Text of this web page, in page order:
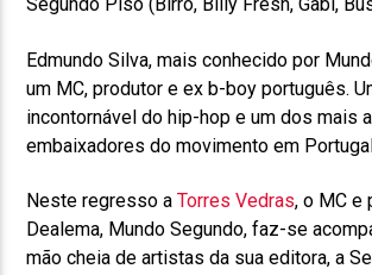
Segundo Piso (Birro, Billy Fresh, Gabi,
Edmundo Silva, mais conhecido por
um MC, produtor e ex b-boy português.
incontornável do hip-hop e um dos mais
embaixadores do movimento em
Neste regresso aTorres Vedras, o MC e
Dealema, Mundo Segundo, faz-se
mão cheia de artistas da sua editora, a